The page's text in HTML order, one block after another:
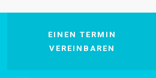
EINEN TERMIN
VEREINBAREN